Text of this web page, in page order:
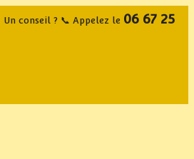
Un conseil ? 📞 Appelez le 06 67 25